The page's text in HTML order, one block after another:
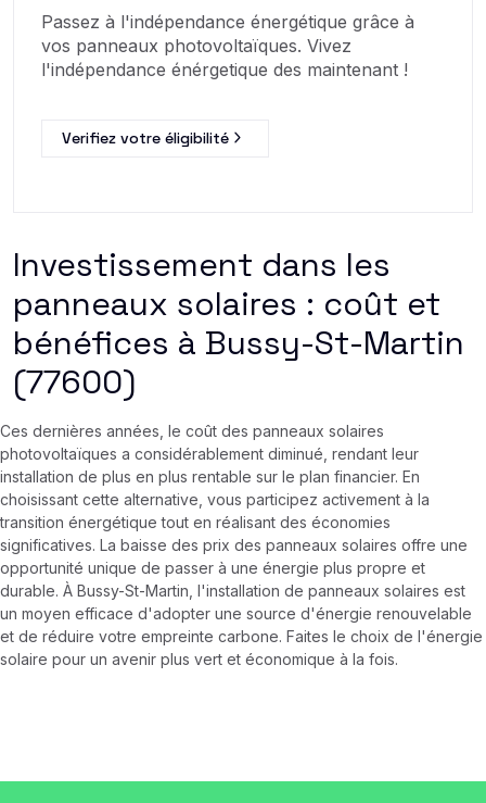
Passez à l'indépendance énergétique grâce à
vos panneaux photovoltaïques. Vivez
l'indépendance énérgetique des maintenant !
Verifiez votre éligibilité
Investissement dans les
panneaux solaires : coût et
bénéfices à Bussy-St-Martin
(77600)
Ces dernières années, le coût des panneaux solaires
photovoltaïques a considérablement diminué, rendant leur
installation de plus en plus rentable sur le plan financier. En
choisissant cette alternative, vous participez activement à la
transition énergétique tout en réalisant des économies
significatives. La baisse des prix des panneaux solaires offre une
opportunité unique de passer à une énergie plus propre et
durable. À Bussy-St-Martin, l'installation de panneaux solaires est
un moyen efficace d'adopter une source d'énergie renouvelable
et de réduire votre empreinte carbone. Faites le choix de l'énergie
solaire pour un avenir plus vert et économique à la fois.